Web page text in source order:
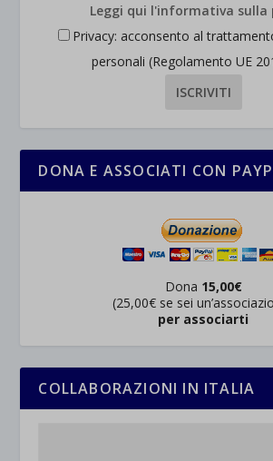
Leggi qui l'informativa sulla
Privacy: acconsento al
personali (Regolamento UE
DONA E ASSOCIATI CON
Dona 15,00€
(25,00€ se sei
per associarti
COLLABORAZIONI IN ITALIA